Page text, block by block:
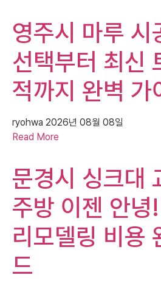
영주시 마루 시
선택부터 최신
적까지 완벽 가
ryohwa 2026년 08월 08일
Read More
문경시 싱크대
주방 이젠 안녕
리모델링 비용
드